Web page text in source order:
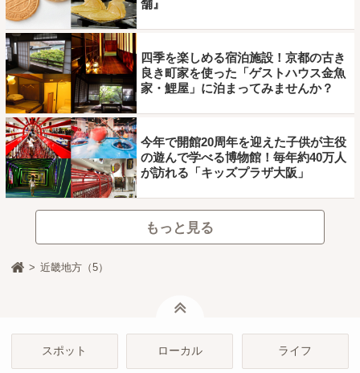
舗』
四季を楽しめる宿泊施設！京都の古き
良き町家を使った「ゲストハウス金魚
家・鯉屋」に泊まってみませんか？
今年で開館20周年を迎えた子供が主役
の遊んで学べる博物館！毎年約40万人
が訪れる「キッズプラザ大阪」
もっと見る
近畿地方（5）
スポット ローカル ライフ